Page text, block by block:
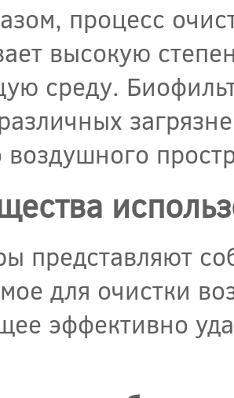
процесс
высокую
среду.
воздушного
представляют
для очистки
эффективно